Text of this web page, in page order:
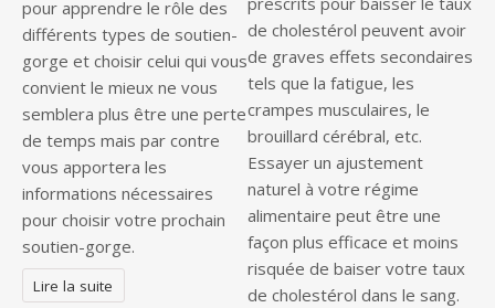
pour apprendre le rôle des
différents types de soutien-
gorge et choisir celui qui vous
convient le mieux ne vous
semblera plus être une perte
de temps mais par contre
vous apportera les
informations nécessaires
pour choisir votre prochain
soutien-gorge.
Lire la suite
de cholestérol peuvent avoir
de graves effets secondaires
tels que la fatigue, les
crampes musculaires, le
brouillard cérébral, etc.
Essayer un ajustement
naturel à votre régime
alimentaire peut être une
façon plus efficace et moins
risquée de baiser votre taux
de cholestérol dans le sang.